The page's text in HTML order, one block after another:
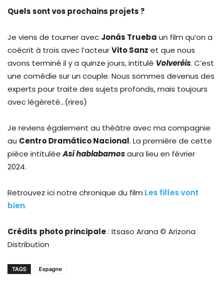
Quels sont vos prochains projets ?
Je viens de tourner avec Jonás Trueba un film qu’on a
coécrit à trois avec l’acteurVito Sanz et que nous
avons terminé il y a quinze jours, intitulé Volveréis. C’est
une comédie sur un couple. Nous sommes devenus des
experts pour traite des sujets profonds, mais toujours
avec légèreté…(rires)
Je reviens également au théâtre avec ma compagnie
au Centro Dramático Nacional. La première de cette
pièce intituléeAsí hablabamosaura lieu en février
2024.
Retrouvez ici notre chronique du film Les filles vont
bien.
Crédits photo principale: Itsaso Arana © Arizona
Distribution
TAGS Espagne